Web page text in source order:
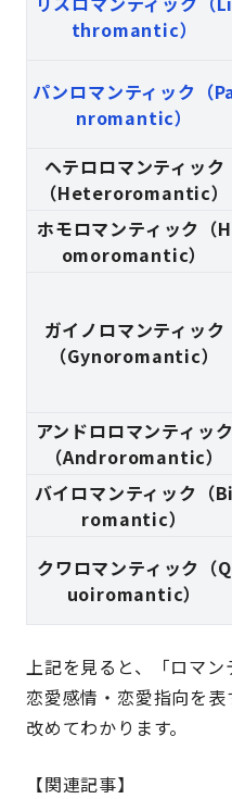
thromantic）
パンロマンティック（
nromantic）
ヘテロロマンティック
（Heteroromantic）
ホモロマンティック（H
omoromantic）
ガイノロマンティック
（Gynoromantic）
アンドロロマンティック
（Androromantic）
バイロマンティック（Bi
romantic）
クワロマンティック（Q
uoiromantic）
上記を見ると、「ロマン
恋愛感情・恋愛指向を
改めてわかります。
【関連記事】